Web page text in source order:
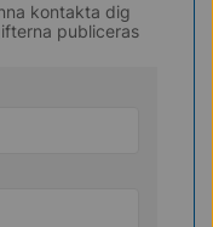
kontakta dig
publiceras